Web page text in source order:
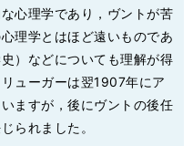
心理学であり，ヴントが苦
理学とはほど遠いものであ
）などについても理解が得
ューガーは翌1907年にア
ますが，後にヴントの後任
られました。